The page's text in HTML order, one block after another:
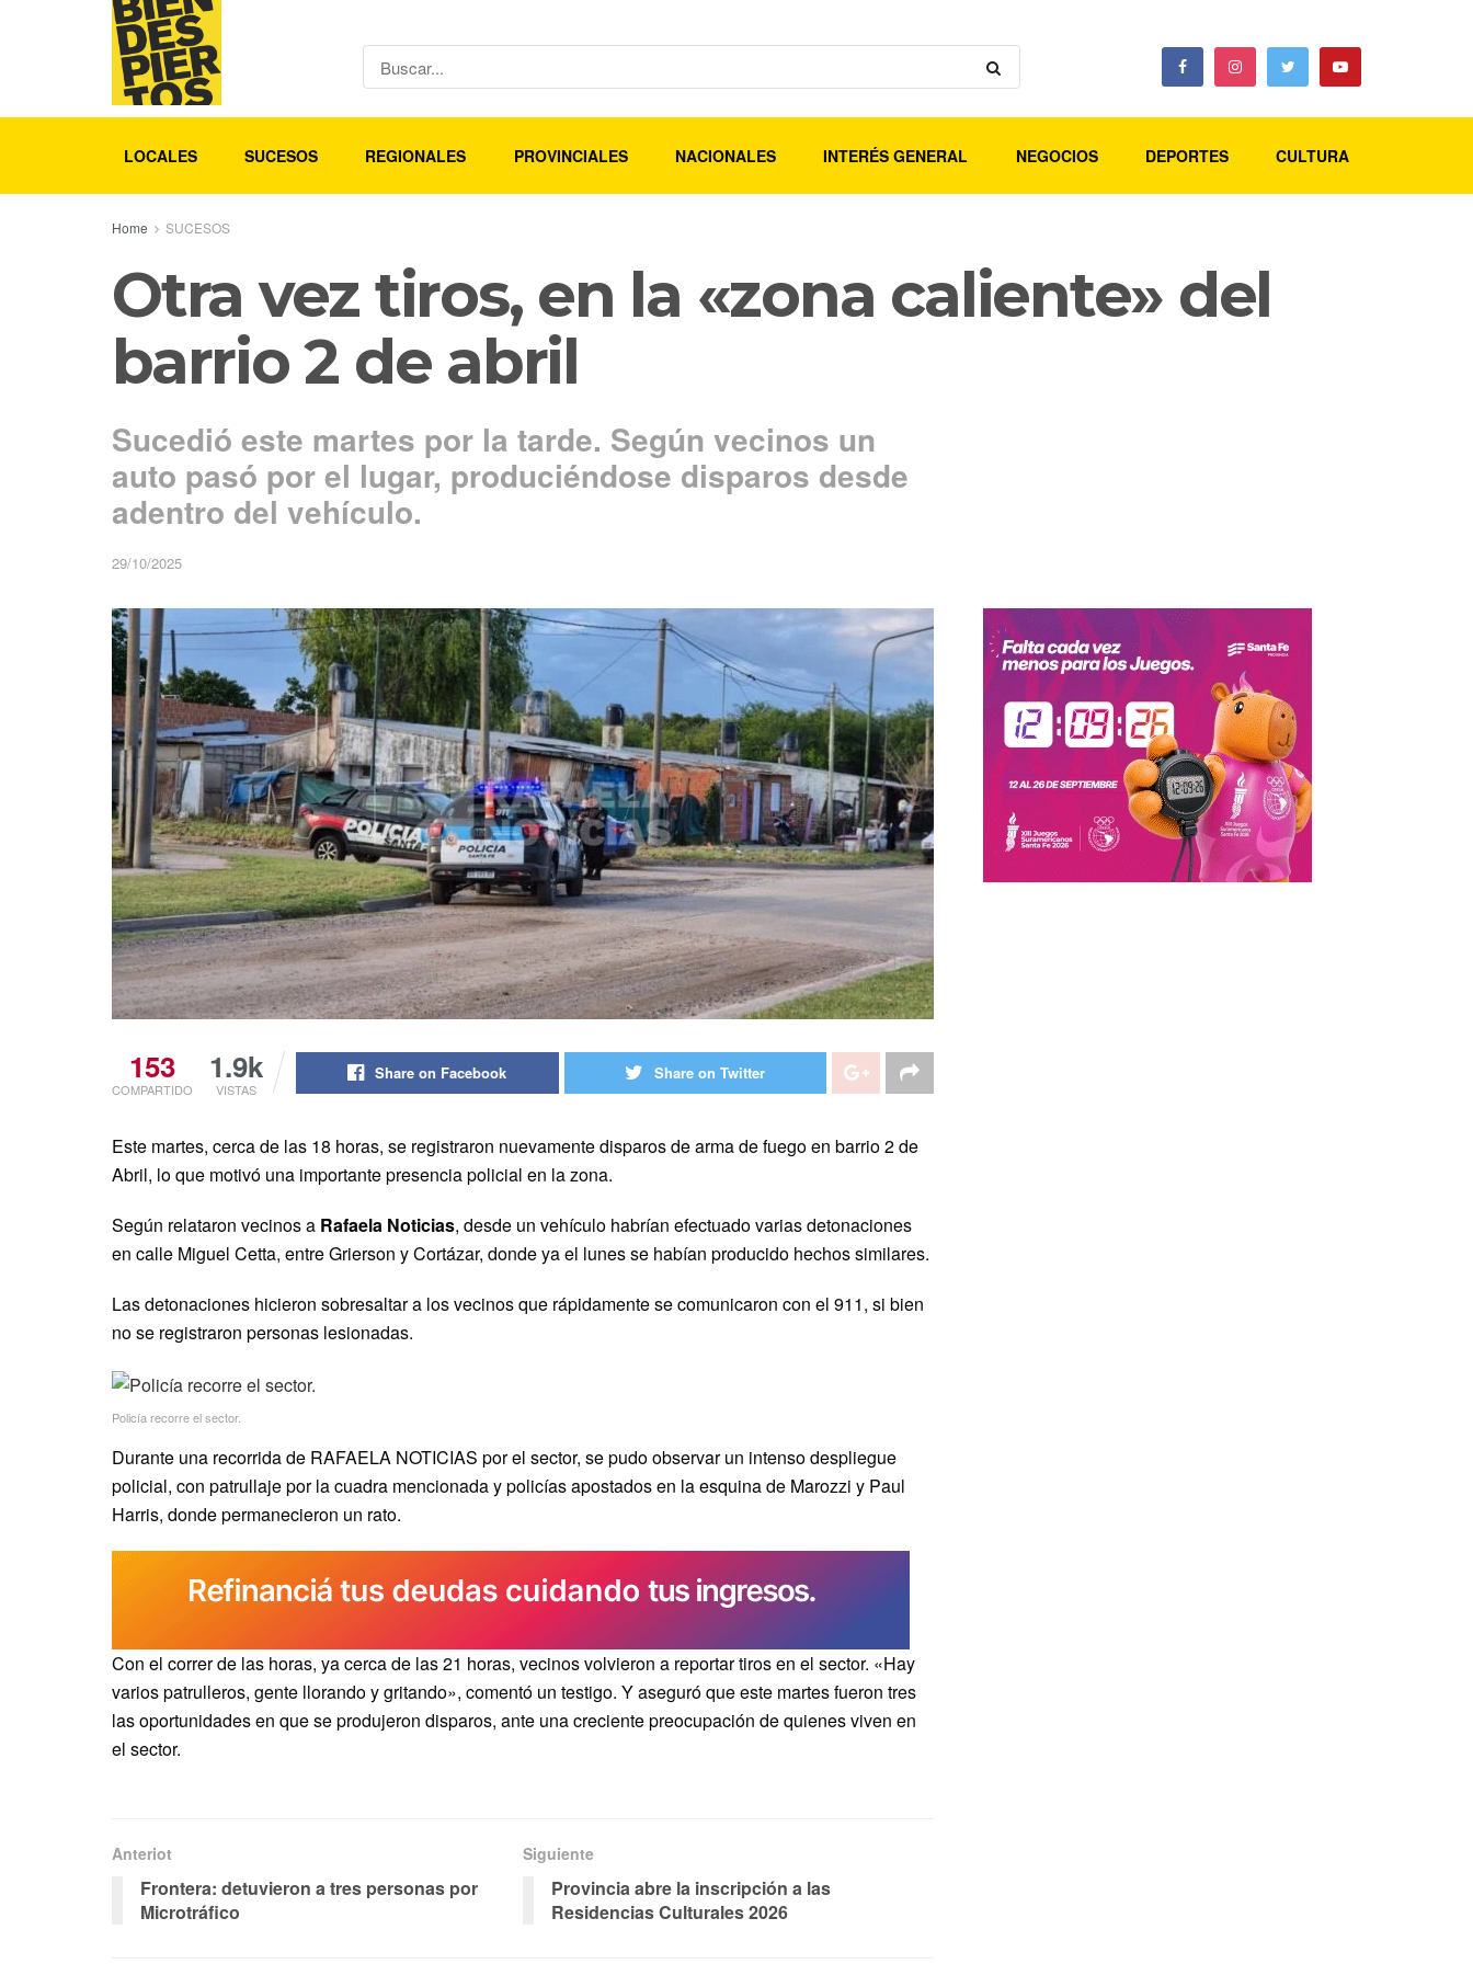
LOCALES SUCESOS REGIONALES PROVINCIALES NACIONALES INTERÉS GENERAL NEGOCIOS DEPORTES CULTURA
Home SUCESOS
Otra vez tiros, en la «zona caliente» del
barrio 2 de abril
Sucedió este martes por la tarde. Según vecinos un
auto pasó por el lugar, produciéndose disparos desde
adentro del vehículo.
29/10/2025
153
COMPARTIDO
1.9k
VISTAS
Share on Facebook Share on Twitter
Este martes, cerca de las 18 horas, se registraron nuevamente disparos de arma de fuego en barrio 2 de
Abril, lo que motivó una importante presencia policial en la zona.
Según relataron vecinos a Rafaela Noticias, desde un vehículo habrían efectuado varias detonaciones
en calle Miguel Cetta, entre Grierson y Cortázar, donde ya el lunes se habían producido hechos similares.
Las detonaciones hicieron sobresaltar a los vecinos que rápidamente se comunicaron con el 911, si bien
no se registraron personas lesionadas.
Policía recorre el sector.
Durante una recorrida de RAFAELA NOTICIAS por el sector, se pudo observar un intenso despliegue
policial, con patrullaje por la cuadra mencionada y policías apostados en la esquina de Marozzi y Paul
Harris, donde permanecieron un rato.
Con el correr de las horas, ya cerca de las 21 horas, vecinos volvieron a reportar tiros en el sector. «Hay
varios patrulleros, gente llorando y gritando», comentó un testigo. Y aseguró que este martes fueron tres
las oportunidades en que se produjeron disparos, ante una creciente preocupación de quienes viven en
el sector.
Anteriot
Frontera: detuvieron a tres personas por
Microtráfico
Siguiente
Provincia abre la inscripción a las
Residencias Culturales 2026